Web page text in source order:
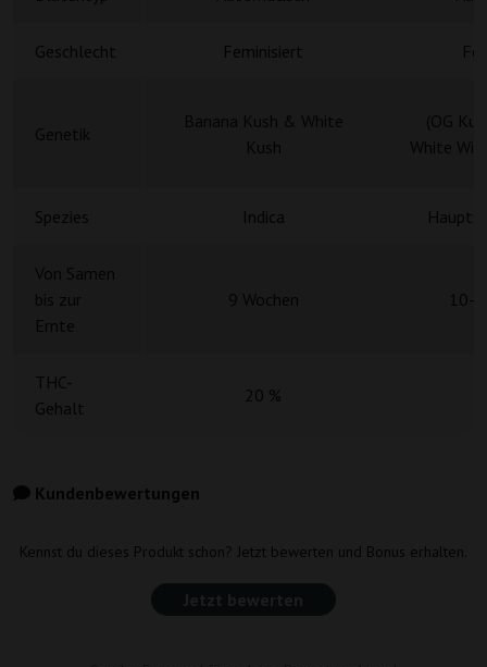
Geschlecht Feminisiert
Spezies Indica
THC-
Gehalt
20 %
Kundenbewertungen
Kennst du dieses Produkt schon? Jetzt bewerten und Bonus erhalten.
Jetzt bewerten